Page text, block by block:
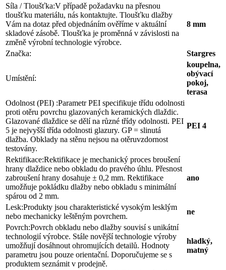
Síla / Tloušťka:V případě požadavku na přesnou
tloušťku materiálu, nás kontaktujte. Tloušťku dlažby
Vám na dotaz před objednáním ověříme v aktuální
skladové zásobě. Tloušťka je proměnná v závislosti na
změně výrobní technologie výrobce.
8 mm
Značka: Stargres
Umístění:
koupelna,
obývací
pokoj,
terasa
Odolnost (PEI) :Parametr PEI specifikuje třídu odolnosti
proti otěru povrchu glazovaných keramických dlaždic.
Glazované dlaždice se dělí na různé třídy odolnosti. PEI
5 je nejvyšší třída odolnosti glazury. GP = slinutá
dlažba. Obklady na stěnu nejsou na otěruvzdornost
testovány.
PEI 4
Rektifikace:Rektifikace je mechanický proces broušení
hrany dlaždice nebo obkladu do pravého úhlu. Přesnost
zabroušení hrany dosahuje ± 0,2 mm. Rektifikace
umožňuje pokládku dlažby nebo obkladu s minimální
spárou od 2 mm.
ano
Lesk:Produkty jsou charakteristické vysokým lesklým
nebo mechanicky leštěným povrchem.
ne
Povrch:Povrch obkladu nebo dlažby souvisí s unikátní
technologií výrobce. Stále novější technologie výroby
umožňují dosáhnout ohromujících detailů. Hodnoty
parametru jsou pouze orientační. Doporučujeme se s
produktem seznámit v prodejně.
hladký,
matný